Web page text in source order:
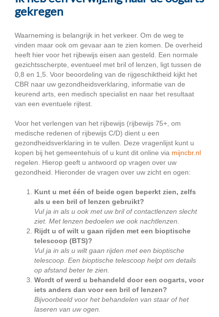
gekregen
Waarneming is belangrijk in het verkeer. Om de weg te
vinden maar ook om gevaar aan te zien komen. De overheid
heeft hier voor het rijbewijs eisen aan gesteld. Een normale
gezichtsscherpte, eventueel met bril of lenzen, ligt tussen de
0,8 en 1,5. Voor beoordeling van de rijgeschiktheid kijkt het
CBR naar uw gezondheidsverklaring, informatie van de
keurend arts, een medisch specialist en naar het resultaat
van een eventuele rijtest.
Voor het verlengen van het rijbewijs (rijbewijs 75+, om
medische redenen of rijbewijs C/D) dient u een
gezondheidsverklaring in te vullen. Deze vragenlijst kunt u
kopen bij het gemeentehuis of u kunt dit online via mijncbr.nl
regelen. Hierop geeft u antwoord op vragen over uw
gezondheid. Hieronder de vragen over uw zicht en ogen:
Kunt u met één of beide ogen beperkt zien, zelfs
als u een bril of lenzen gebruikt?
Vul ja in als u ook met uw bril of contactlenzen slecht
ziet. Met lenzen bedoelen we ook nachtlenzen.
Rijdt u of wilt u gaan rijden met een bioptische
telescoop (BTS)?
Vul ja in als u wilt gaan rijden met een bioptische
telescoop. Een bioptische telescoop helpt om details
op afstand beter te zien.
Wordt of werd u behandeld door een oogarts, voor
iets anders dan voor een bril of lenzen?
Bijvoorbeeld voor het behandelen van staar of het
laseren van uw ogen.